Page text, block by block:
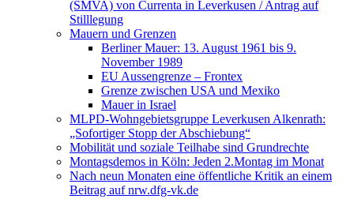
(SMVA) von Currenta in Leverkusen / Antrag auf
Stilllegung
Mauern und Grenzen
Berliner Mauer: 13. August 1961 bis 9.
November 1989
EU Aussengrenze – Frontex
Grenze zwischen USA und Mexiko
Mauer in Israel
MLPD-Wohngebietsgruppe Leverkusen Alkenrath:
„Sofortiger Stopp der Abschiebung“
Mobilität und soziale Teilhabe sind Grundrechte
Montagsdemos in Köln: Jeden 2.Montag im Monat
Nach neun Monaten eine öffentliche Kritik an einem
Beitrag auf nrw.dfg-vk.de